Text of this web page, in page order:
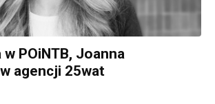
POiNTB, Joanna
agencji 25wat